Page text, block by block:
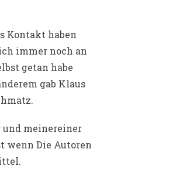
Kontakt haben
immer noch an
getan habe
gab Klaus
und meinereiner
wenn Die Autoren